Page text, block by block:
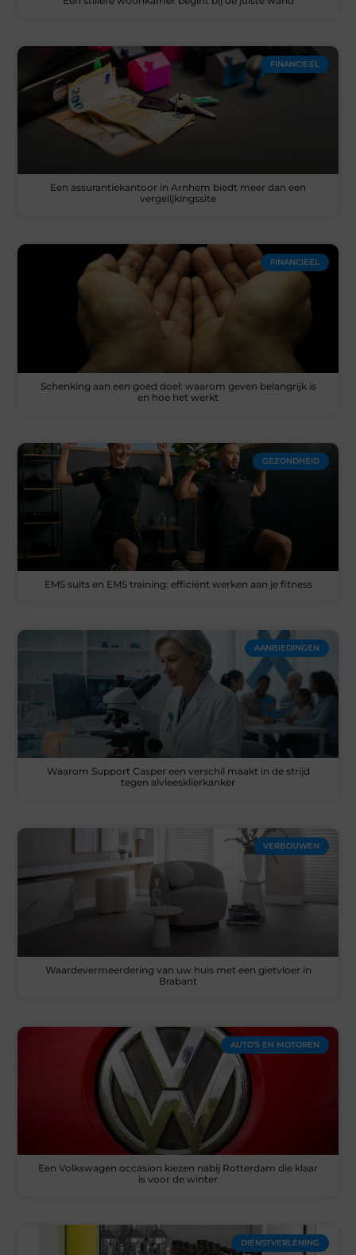
FINANCIEEL
Een assurantiekantoor in Arnhem biedt meer dan een
vergelijkingssite
FINANCIEEL
Schenking aan een goed doel: waarom geven belangrijk is
en hoe het werkt
GEZONDHEID
EMS suits en EMS training: efficiënt werken aan je fitness
AANBIEDINGEN
Waarom Support Casper een verschil maakt in de strijd
tegen alvleesklierkanker
VERBOUWEN
Waardevermeerdering van uw huis met een gietvloer in
Brabant
AUTO’S EN MOTOREN
Een Volkswagen occasion kiezen nabij Rotterdam die klaar
is voor de winter
DIENSTVERLENING